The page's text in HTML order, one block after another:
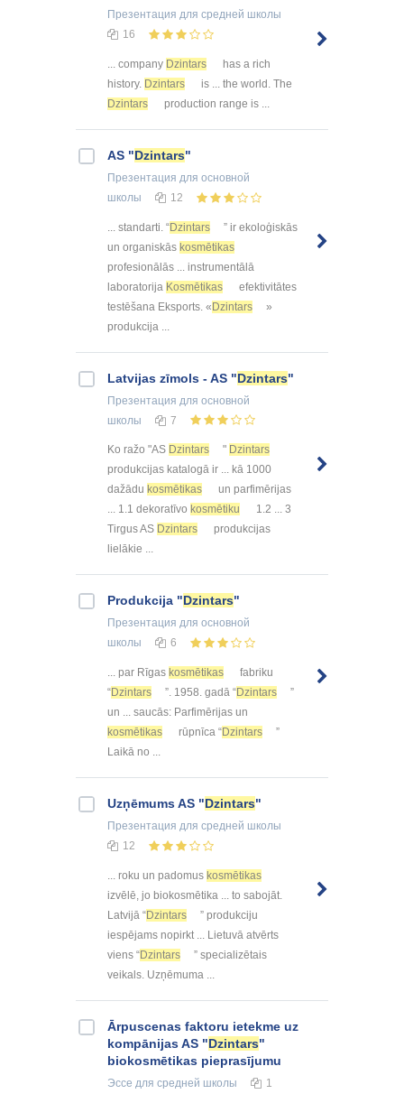
Презентация для средней школы
16
... company Dzintars
has a rich
history. Dzintars
is ... the world. The
Dzintars
production range is ...
AS "Dzintars"
Презентация для основной
школы
12
... standarti. “Dzintars
” ir ekoloģiskās
un organiskās kosmētikas
profesionālās ... instrumentālā
laboratorija Kosmētikas
efektivitātes
testēšana Eksports. «Dzintars
»
produkcija ...
Latvijas zīmols - AS "Dzintars"
Презентация для основной
школы
7
Ko ražo "AS Dzintars " Dzintars
produkcijas katalogā ir ... kā 1000
dažādu kosmētikas
un parfimērijas
... 1.1 dekoratīvo kosmētiku
1.2 ... 3
Tirgus AS Dzintars
produkcijas
lielākie ...
Produkcija "Dzintars"
Презентация для основной
школы
6
... par Rīgas kosmētikas
fabriku
“Dzintars ”. 1958. gadā “Dzintars
”
un ... saucās: Parfimērijas un
kosmētikas
rūpnīca “Dzintars
”
Laikā no ...
Uzņēmums AS "Dzintars"
Презентация для средней школы
12
... roku un padomus kosmētikas
izvēlē, jo biokosmētika ... to sabojāt.
Latvijā “Dzintars
” produkciju
iespējams nopirkt ... Lietuvā atvērts
viens “Dzintars
” specializētais
veikals. Uzņēmuma ...
Ārpuscenas faktoru ietekme uz
kompānijas AS "Dzintars"
biokosmētikas pieprasījumu
Эссе для средней школы 1